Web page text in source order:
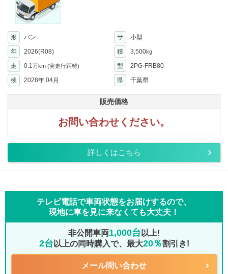
形 バン サ
小型
年
2026(R08) 積 3,500kg
走 0.1万km (実走行距離) 型
2PG-FRB80
検
2028年 04月 県 千葉県
販売価格
お問い合わせください。
詳しくはこちら
テレビ電話で車両状態をお届けするので、
現地に車を見に来なくても大丈夫！
非公開車両1,000台 以上!
2台 以上の同時購入で、最大20％割引き!
メール問い合わせ